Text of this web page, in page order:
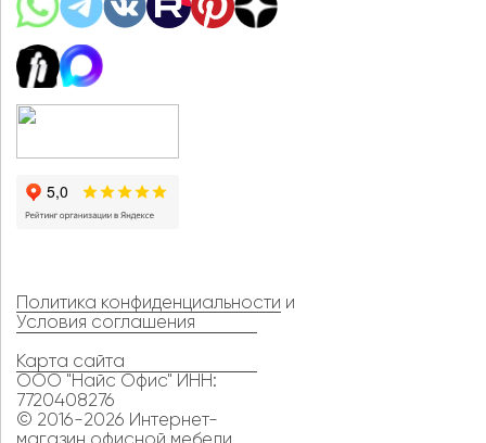
Политика конфиденциальности и
Условия соглашения
Карта сайта
ООО "Найс Офис" ИНН:
7720408276
© 2016-2026 Интернет-